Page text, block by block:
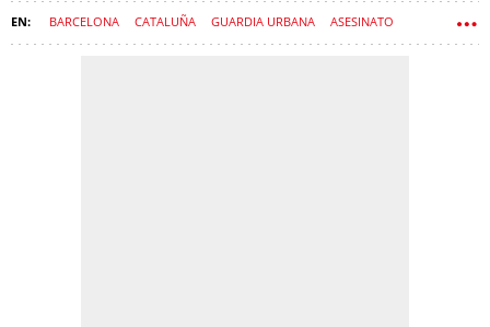
BARCELONA CATALUÑA GUARDIA URBANA ASESINATO